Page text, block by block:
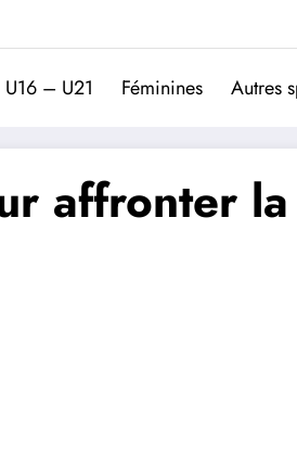
du football portugais
– U21 Féminines Autres
affronter la